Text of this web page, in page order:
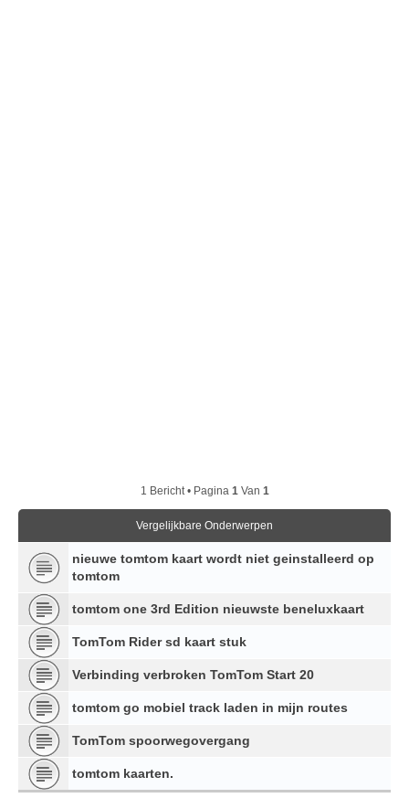
1 Bericht • Pagina 1 Van 1
Vergelijkbare Onderwerpen
nieuwe tomtom kaart wordt niet geinstalleerd op
tomtom
tomtom one 3rd Edition nieuwste beneluxkaart
TomTom Rider sd kaart stuk
Verbinding verbroken TomTom Start 20
tomtom go mobiel track laden in mijn routes
TomTom spoorwegovergang
tomtom kaarten.